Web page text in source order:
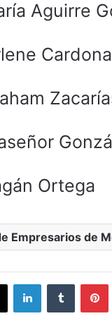
Aguirre
Cardona
Ortega
Empresarios de
LinkedInTumblr